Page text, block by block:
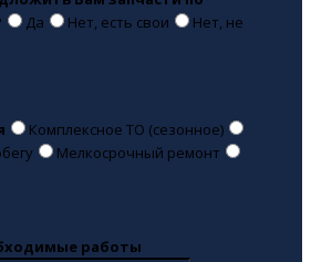
Да Нет, есть свои
Нет, не
Комплексное ТО (сезонное)
Мелкосрочный ремонт
работы